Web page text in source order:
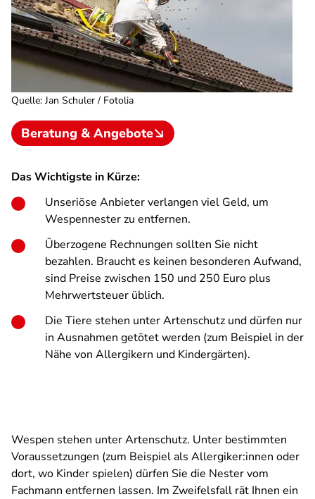
Quelle: Jan Schuler / Fotolia
Beratung & Angebote
Das Wichtigste in Kürze:
Unseriöse Anbieter verlangen viel Geld, um
Wespennester zu entfernen.
Überzogene Rechnungen sollten Sie nicht
bezahlen. Braucht es keinen besonderen Aufwand,
sind Preise zwischen 150 und 250 Euro plus
Mehrwertsteuer üblich.
Die Tiere stehen unter Artenschutz und dürfen nur
in Ausnahmen getötet werden (zum Beispiel in der
Nähe von Allergikern und Kindergärten).
Wespen stehen unter Artenschutz. Unter bestimmten
Voraussetzungen (zum Beispiel als Allergiker:innen oder
dort, wo Kinder spielen) dürfen Sie die Nester vom
Fachmann entfernen lassen. Im Zweifelsfall rät Ihnen ein